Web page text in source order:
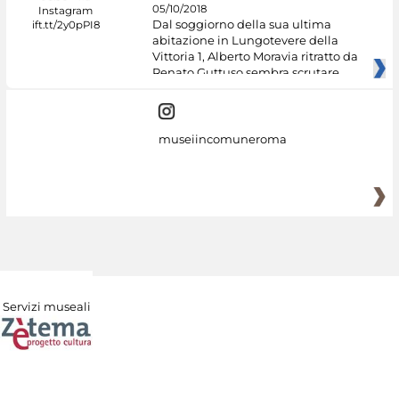
05/10/2018
Dal soggiorno della sua ultima
abitazione in Lungotevere della
Vittoria 1, Alberto Moravia ritratto da
Renato Guttuso sembra scrutare
museiincomuneroma
Servizi museali